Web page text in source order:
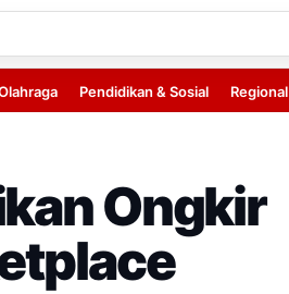
Pendidikan & Sosial Regional
Ongkir